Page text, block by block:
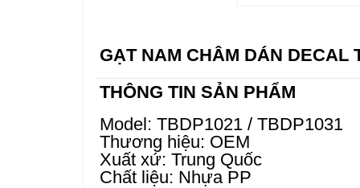
GẠT NAM CHÂM DÁN DECAL
THÔNG TIN SẢN PHẨM
Model: TBDP1021 / TBDP1031
Thương hiệu: OEM
Xuất xứ: Trung Quốc
Chất liệu: Nhựa PP